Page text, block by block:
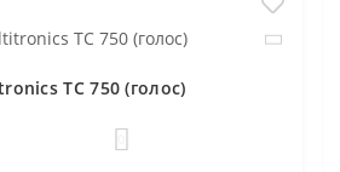
TC 750 (голос)